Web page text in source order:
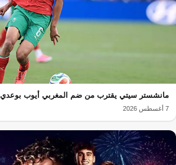
مانشستر سيتي يقترب من ضم المغربي أيوب بوعدي
7 أغسطس 2026